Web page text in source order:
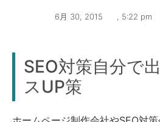
6月 30, 2015 , 5:22 pm
SEO対策自分で
スUP策